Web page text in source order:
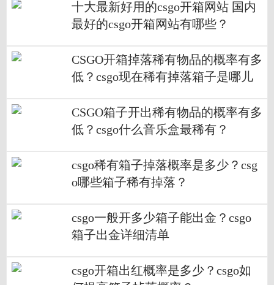
十大最新好用的csgo开箱网站 国内
最好的csgo开箱网站有哪些？
CSGO开箱掉落稀有物品的概率有多
低？csgo现在稀有掉落箱子是哪儿
CSGO箱子开出稀有物品的概率有多
低？csgo什么音乐盒最稀有？
csgo稀有箱子掉落概率是多少？csg
o哪些箱子稀有掉落？
csgo一般开多少箱子能出金？csgo
箱子出金详细清单
csgo开箱出红概率是多少？csgo如